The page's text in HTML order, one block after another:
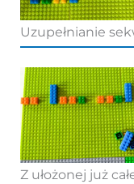
Uzupełnianie
Z ułożonej już